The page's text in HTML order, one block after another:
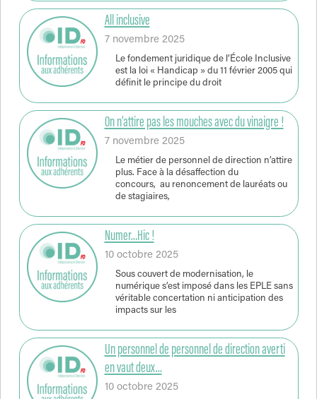
All inclusive
7 novembre 2025
Le fondement juridique de l’École Inclusive
est la loi « Handicap » du 11 février 2005 qui
définit le principe du droit
On n’attire pas les mouches avec du vinaigre !
7 novembre 2025
Le métier de personnel de direction n’attire
plus. Face à la désaffection du
concours, au renoncement de lauréats ou
de stagiaires,
Numer…Hic !
10 octobre 2025
Sous couvert de modernisation, le
numérique s’est imposé dans les EPLE sans
véritable concertation ni anticipation des
impacts sur les
Un personnel de personnel de direction averti
en vaut deux…
10 octobre 2025